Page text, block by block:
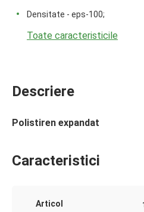
Densitate - eps-100;
Toate caracteristicile
Descriere
Polistiren expandat
Caracteristici
Articol